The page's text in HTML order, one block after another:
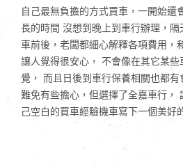
自己最無負擔的方式買車，一開始還
長的時間 沒想到晚上到車行辦理，
車前後，老闆都細心解釋各項費用，
讓人覺得很安心， 不會像在其它某
覺， 而且日後到車行保養相關也都有
難免有些擔心，但選擇了全嘉車行，
己空白的買車經驗機車寫下一個美好